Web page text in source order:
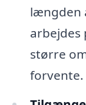
længden
arbejdes
større
forvente.